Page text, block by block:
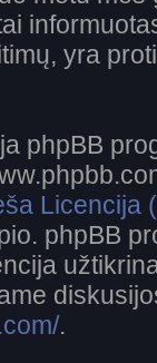
yra
phpBB
Licencija
phpBB
.